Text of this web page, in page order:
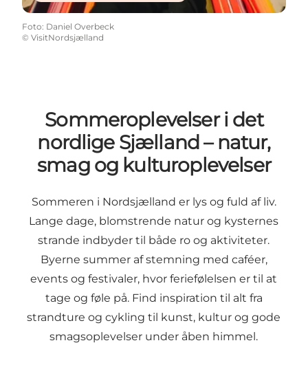
Foto: Daniel Overbeck
© VisitNordsjælland
Sommeroplevelser i det
nordlige Sjælland – natur,
smag og kulturoplevelser
Sommeren i Nordsjælland er lys og fuld af liv.
Lange dage, blomstrende natur og kysternes
strande indbyder til både ro og aktiviteter.
Byerne summer af stemning med caféer,
events og festivaler, hvor feriefølelsen er til at
tage og føle på. Find inspiration til alt fra
strandture og cykling til kunst, kultur og gode
smagsoplevelser under åben himmel.